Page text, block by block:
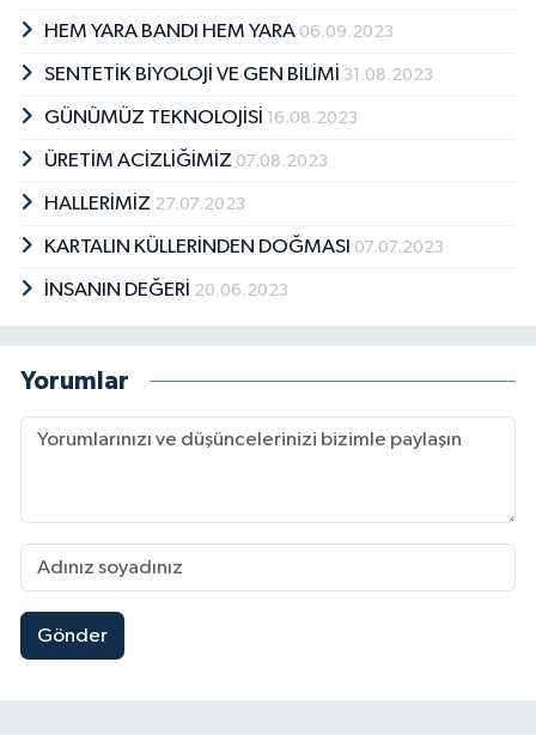
HEM YARA BANDI HEM YARA 06.09.2023
SENTETİK BİYOLOJİ VE GEN BİLİMİ 31.08.2023
GÜNÜMÜZ TEKNOLOJİSİ 16.08.2023
ÜRETİM ACİZLİĞİMİZ 07.08.2023
HALLERİMİZ 27.07.2023
KARTALIN KÜLLERİNDEN DOĞMASI 07.07.2023
İNSANIN DEĞERİ 20.06.2023
Yorumlar
Gönder